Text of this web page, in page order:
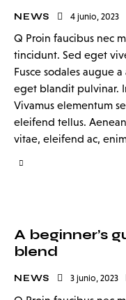
NEWS 4 junio, 2023
Q Proin faucibus nec
tincidunt. Sed eget
Fusce sodales augue
eget blandit pulvinar.
Vivamus elementum
eleifend tellus.
vitae, eleifend ac,
A beginner’s
blend
NEWS 3 junio, 2023